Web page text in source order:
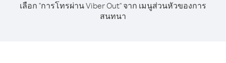
เลือก "การโทรผ่าน Viber Out" จาก เมนูส่วนหัวของการ
สนทนา